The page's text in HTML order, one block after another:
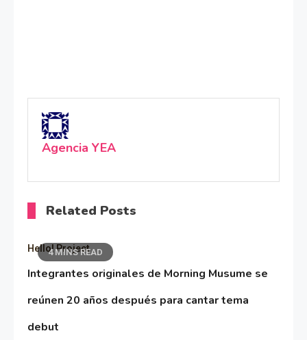
Agencia YEA
Related Posts
4 MINS READ
Hello! Project
Integrantes originales de Morning Musume se
reúnen 20 años después para cantar tema
debut